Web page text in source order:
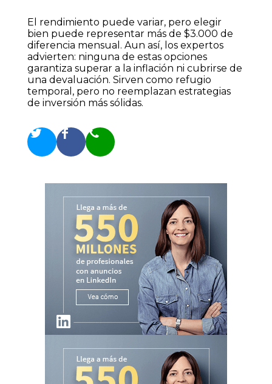
El rendimiento puede variar, pero elegir
bien puede representar más de $3.000 de
diferencia mensual. Aun así, los expertos
advierten: ninguna de estas opciones
garantiza superar a la inflación ni cubrirse de
una devaluación. Sirven como refugio
temporal, pero no reemplazan estrategias
de inversión más sólidas.